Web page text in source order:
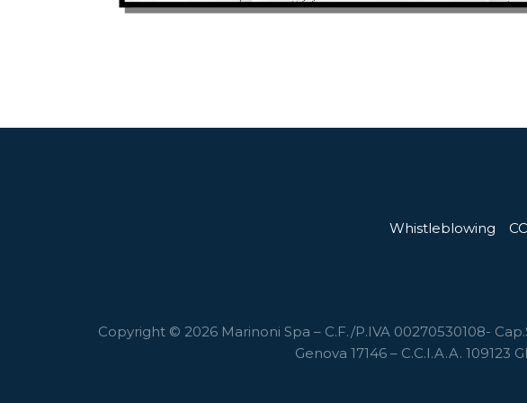
Whistleblowing
Copyright © 2026 Marinoni Spa – C.F./P.IVA 00270530108-
Genova 17146 – C.C.I.A.A. 109123